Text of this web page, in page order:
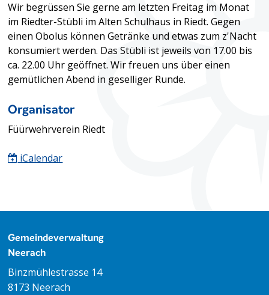
Wir begrüssen Sie gerne am letzten Freitag im Monat
im Riedter-Stübli im Alten Schulhaus in Riedt. Gegen
einen Obolus können Getränke und etwas zum z'Nacht
konsumiert werden. Das Stübli ist jeweils von 17.00 bis
ca. 22.00 Uhr geöffnet. Wir freuen uns über einen
gemütlichen Abend in geselliger Runde.
Organisator
Füürwehrverein Riedt
iCalendar
Footer
Gemeindeverwaltung
Neerach
Binzmühlestrasse 14
8173 Neerach